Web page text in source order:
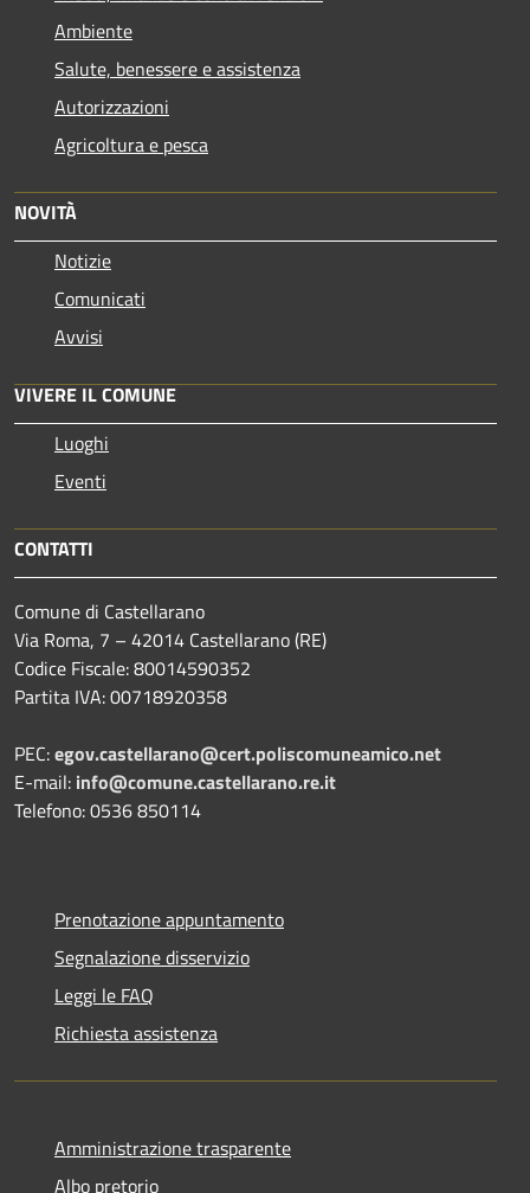
Ambiente
Salute, benessere e assistenza
Autorizzazioni
Agricoltura e pesca
NOVITÀ
Notizie
Comunicati
Avvisi
VIVERE IL COMUNE
Luoghi
Eventi
CONTATTI
Comune di Castellarano
Via Roma, 7 – 42014 Castellarano (RE)
Codice Fiscale: 80014590352
Partita IVA: 00718920358
PEC:egov.castellarano@cert.poliscomuneamico.net
E-mail: info@comune.castellarano.re.it
Telefono: 0536 850114
Prenotazione appuntamento
Segnalazione disservizio
Leggi le FAQ
Richiesta assistenza
Amministrazione trasparente
Albo pretorio